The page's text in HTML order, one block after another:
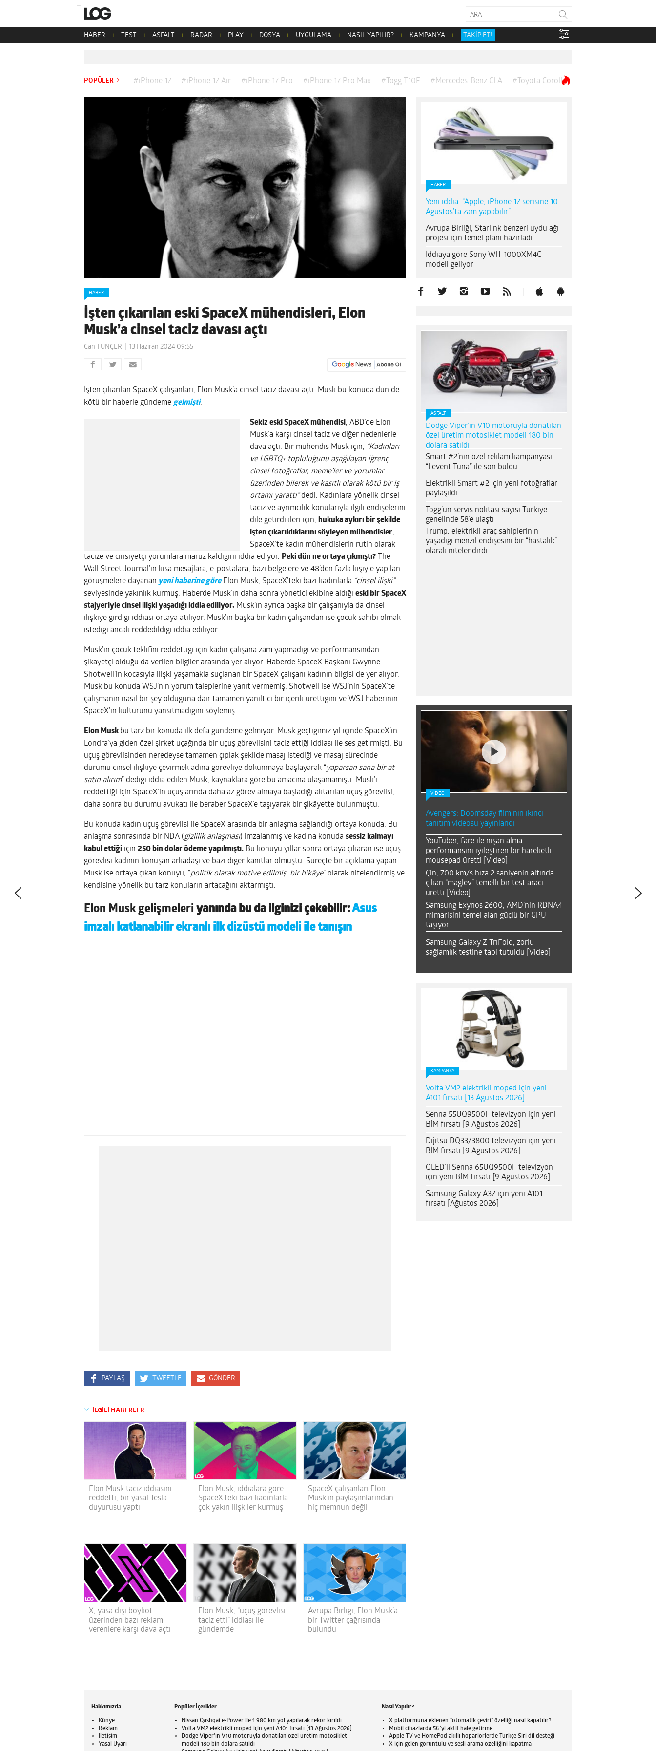
HABER TEST ASFALT RADAR PLAY DOSYA UYGULAMA NASIL YAPILIR? KAMPANYA TAKİP ET!
POPÜLER #iPhone 17 #iPhone 17 Air #iPhone 17 Pro #iPhone 17 Pro Max #Togg T10F #Mercedes-Benz CLA #Toyota Corolla
HABER
İşten çıkarılan eski SpaceX mühendisleri, Elon
Musk’a cinsel taciz davası açtı
Can TUNÇER 13 Haziran 2024 09:55
İşten çıkarılan SpaceX çalışanları, Elon Musk’a cinsel taciz davası açtı. Musk bu konuda dün de
kötü bir haberle gündeme gelmişti.
Sekiz eski SpaceX mühendisi, ABD’de Elon
Musk’a karşı cinsel taciz ve diğer nedenlerle
dava açtı. Bir mühendis Musk için, “Kadınları
ve LGBTQ+ topluluğunu aşağılayan iğrenç
cinsel fotoğraflar, meme’ler ve yorumlar
üzerinden bilerek ve kasıtlı olarak kötü bir iş
ortamı yarattı”dedi. Kadınlara yönelik cinsel
taciz ve ayrımcılık konularıyla ilgili endişelerini
dile getirdikleri için, hukuka aykırı bir şekilde
işten çıkarıldıklarını söyleyen mühendisler,
SpaceX’te kadın mühendislerin rutin olarak
tacize ve cinsiyetçi yorumlara maruz kaldığını iddia ediyor. Peki dün ne ortaya çıkmıştı? The
Wall Street Journal’ın kısa mesajlara, e-postalara, bazı belgelere ve 48’den fazla kişiyle yapılan
görüşmelere dayanan yeni haberine göreElon Musk, SpaceX’teki bazı kadınlarla “cinsel ilişki”
seviyesinde yakınlık kurmuş. Haberde Musk’ın daha sonra yönetici ekibine aldığı eski bir SpaceX
stajyeriyle cinsel ilişki yaşadığı iddia ediliyor. Musk’ın ayrıca başka bir çalışanıyla da cinsel
ilişkiye girdiği iddiası ortaya atılıyor. Musk’ın başka bir kadın çalışandan ise çocuk sahibi olmak
istediği ancak reddedildiği iddia ediliyor.
Musk’ın çocuk teklifini reddettiği için kadın çalışana zam yapmadığı ve performansından
şikayetçi olduğu da verilen bilgiler arasında yer alıyor. Haberde SpaceX Başkanı Gwynne
Shotwell’in kocasıyla ilişki yaşamakla suçlanan bir SpaceX çalışanı kadının bilgisi de yer alıyor.
Musk bu konuda WSJ’nin yorum taleplerine yanıt vermemiş. Shotwell ise WSJ’nin SpaceX’te
çalışmanın nasıl bir şey olduğuna dair tamamen yanıltıcı bir içerik ürettiğini ve WSJ haberinin
SpaceX’in kültürünü yansıtmadığını söylemiş.
Elon Musk bu tarz bir konuda ilk defa gündeme gelmiyor. Musk geçtiğimiz yıl içinde SpaceX’in
Londra’ya giden özel şirket uçağında bir uçuş görevlisini taciz ettiği iddiası ile ses getirmişti. Bu
uçuş görevlisinden neredeyse tamamen çıplak şekilde masaj istediği ve masaj sürecinde
durumu cinsel ilişkiye çevirmek adına görevliye dokunmaya başlayarak “yaparsan sana bir at
satın alırım” dediği iddia edilen Musk, kaynaklara göre bu amacına ulaşamamıştı. Musk’ı
reddettiği için SpaceX’in uçuşlarında daha az görev almaya başladığı aktarılan uçuş görevlisi,
daha sonra bu durumu avukatı ile beraber SpaceX’e taşıyarak bir şikâyette bulunmuştu.
Bu konuda kadın uçuş görevlisi ile SpaceX arasında bir anlaşma sağlandığı ortaya konuda. Bu
anlaşma sonrasında bir NDA (gizlilik anlaşması) imzalanmış ve kadına konuda sessiz kalmayı
kabul ettiği için 250 bin dolar ödeme yapılmıştı. Bu konuyu yıllar sonra ortaya çıkaran ise uçuş
görevlisi kadının konuşan arkadaşı ve bazı diğer kanıtlar olmuştu. Süreçte bir açıklama yapan
Musk ise ortaya çıkan konuyu, “politik olarak motive edilmiş bir hikâye” olarak nitelendirmiş ve
kendisine yönelik bu tarz konuların artacağını aktarmıştı.
Elon Musk gelişmeleri yanında bu da ilginizi çekebilir:Asus
imzalı katlanabilir ekranlı ilk dizüstü modeli ile tanışın
PAYLAŞ TWEETLE GÖNDER
İLGİLİ HABERLER
Elon Musk taciz iddiasını
reddetti, bir yasal Tesla
duyurusu yaptı
Elon Musk, iddialara göre
SpaceX’teki bazı kadınlarla
çok yakın ilişkiler kurmuş
SpaceX çalışanları Elon
Musk’ın paylaşımlarından
hiç memnun değil
X, yasa dışı boykot
üzerinden bazı reklam
verenlere karşı dava açtı
Elon Musk, “uçuş görevlisi
taciz etti” iddiası ile
gündemde
Avrupa Birliği, Elon Musk’a
bir Twitter çağrısında
bulundu
HABER
Yeni iddia: “Apple, iPhone 17 serisine 10
Ağustos’ta zam yapabilir”
Avrupa Birliği, Starlink benzeri uydu ağı
projesi için temel planı hazırladı
İddiaya göre Sony WH-1000XM4C
modeli geliyor
ASFALT
Dodge Viper’ın V10 motoruyla donatılan
özel üretim motosiklet modeli 180 bin
dolara satıldı
Smart #2’nin özel reklam kampanyası
“Levent Tuna” ile son buldu
Elektrikli Smart #2 için yeni fotoğraflar
paylaşıldı
Togg’un servis noktası sayısı Türkiye
genelinde 58’e ulaştı
Trump, elektrikli araç sahiplerinin
yaşadığı menzil endişesini bir “hastalık”
olarak nitelendirdi
VİDEO
Avengers: Doomsday filminin ikinci
tanıtım videosu yayınlandı
YouTuber, fare ile nişan alma
performansını iyileştiren bir hareketli
mousepad üretti [Video]
Çin, 700 km/s hıza 2 saniyenin altında
çıkan “maglev” temelli bir test aracı
üretti [Video]
Samsung Exynos 2600, AMD’nin RDNA4
mimarisini temel alan güçlü bir GPU
taşıyor
Samsung Galaxy Z TriFold, zorlu
sağlamlık testine tabi tutuldu [Video]
KAMPANYA
Volta VM2 elektrikli moped için yeni
A101 fırsatı [13 Ağustos 2026]
Senna 55UQ9500F televizyon için yeni
BİM fırsatı [9 Ağustos 2026]
Dijitsu DQ33/3800 televizyon için yeni
BİM fırsatı [9 Ağustos 2026]
QLED’li Senna 65UQ9500F televizyon
için yeni BİM fırsatı [9 Ağustos 2026]
Samsung Galaxy A37 için yeni A101
fırsatı [Ağustos 2026]
Hakkımızda
Künye
Reklam
İletişim
Yasal Uyarı
Popüler İçerikler
Nissan Qashqai e-Power ile 1.980 km yol yapılarak rekor kırıldı
Volta VM2 elektrikli moped için yeni A101 fırsatı [13 Ağustos 2026]
Dodge Viper'ın V10 motoruyla donatılan özel üretim motosiklet
modeli 180 bin dolara satıldı
Nasıl Yapılır?
X platformuna eklenen “otomatik çeviri” özelliği nasıl kapatılır?
Mobil cihazlarda 5G’yi aktif hale getirme
Apple TV ve HomePod akıllı hoparlörlerde Türkçe Siri dil desteği
X için gelen görüntülü ve sesli arama özelliğini kapatma